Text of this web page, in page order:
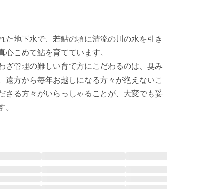
た地下水で、若鮎の頃に清流の川の水を引き
心こめて鮎を育てています。
ざ管理の難しい育て方にこだわるのは、臭み
遠方から毎年お越しになる方々が絶えないこ
さる方々がいらっしゃることが、大変でも妥
。